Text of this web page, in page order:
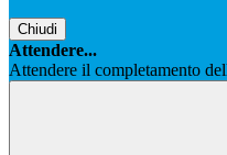
Chiudi
Attendere...
Attendere il completamento